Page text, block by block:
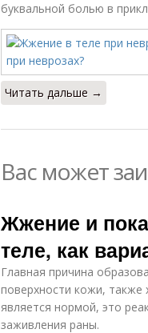
буквальной болью в
Читать дальше →
Вас может
Жжение и
теле, как
Главная причина
поверхности кожи, также
является нормой, это
заживления раны.